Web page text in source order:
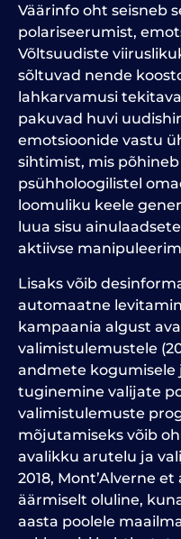
Väärinfo oht seisneb
polariseerumist,
Võltsuudiste
sõltuvad nende
lahkarvamusi
pakuvad huvi
emotsioonide vastu
sihtimist, mis
psühholoogilistel
loomuliku keele
luua sisu
aktiivse
Lisaks võib
automaatne
kampaania algust
valimistulemustele
andmete kogumisele
tuginemine valijate
valimistulemuste
mõjutamiseks võib
avalikku arutelu ja
2018, Mont’Alverne
äärmiselt oluline,
aasta poolele